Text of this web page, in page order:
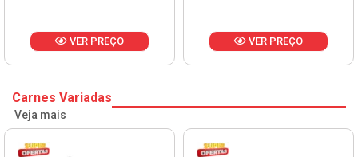
VER PREÇO VER PREÇO
Carnes Variadas
Veja mais